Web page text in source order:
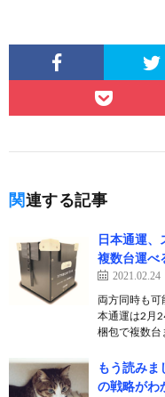
関連する記事
日本通運、
複数台運べ
2021.02.24
両方同時も可
本通運は2月
梱包で複数
もう読みま
の戦略がわ